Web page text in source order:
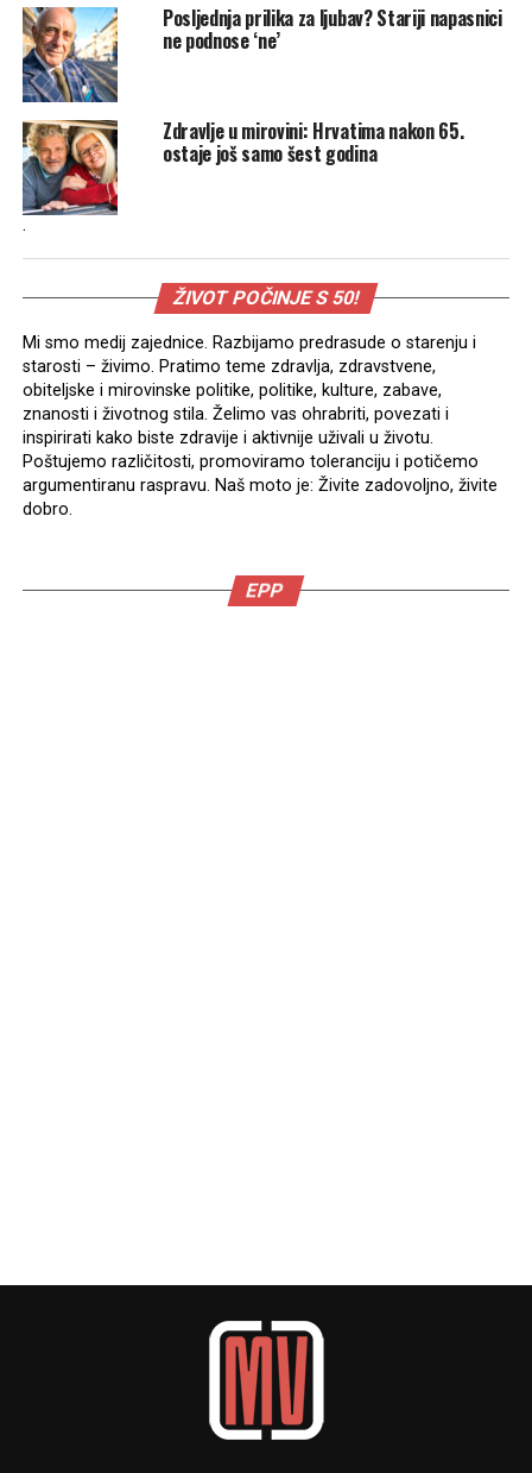
Posljednja prilika za ljubav? Stariji napasnici
ne podnose ‘ne’
Zdravlje u mirovini: Hrvatima nakon 65.
ostaje još samo šest godina
.
ŽIVOT POČINJE S 50!
Mi smo medij zajednice. Razbijamo predrasude o starenju i
starosti – živimo. Pratimo teme zdravlja, zdravstvene,
obiteljske i mirovinske politike, politike, kulture, zabave,
znanosti i životnog stila. Želimo vas ohrabriti, povezati i
inspirirati kako biste zdravije i aktivnije uživali u životu.
Poštujemo različitosti, promoviramo toleranciju i potičemo
argumentiranu raspravu. Naš moto je: Živite zadovoljno, živite
dobro.
EPP